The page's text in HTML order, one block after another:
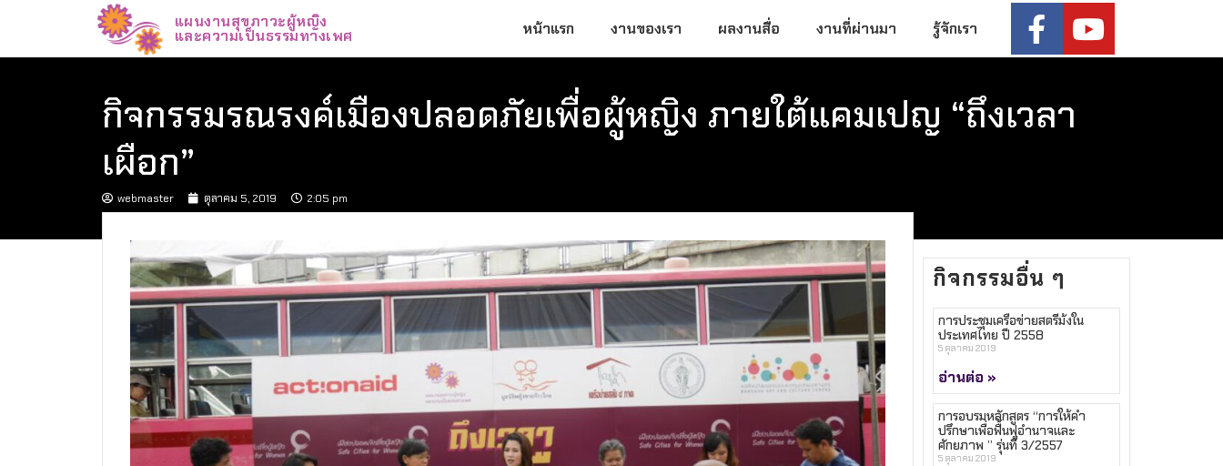
แผนงานสุขภาวะผู้หญิง
และความเป็นธรรมทางเพศ หน้าแรก งานของเรา ผลงานสื่อ งานที่ผ่านมา รู้จักเรา
กิจกรรมรณรงค์เมืองปลอดภัยเพื่อผู้หญิง ภายใต้แคมเปญ “ถึงเวลา
เผือก”
webmaster ตุลาคม 5, 2019 2:05 pm
กิจกรรมอื่น ๆ
การประชุมเครือข่ายสตรีม้งใน
ประเทศไทย ปี 2558
5 ตุลาคม 2019
อ่านต่อ »
การอบรมหลักสูตร “การให้คำ
ปรึกษาเพื่อฟื้นฟูอำนาจและ
ศักยภาพ ” รุ่นที่ 3/2557
5 ตุลาคม 2019